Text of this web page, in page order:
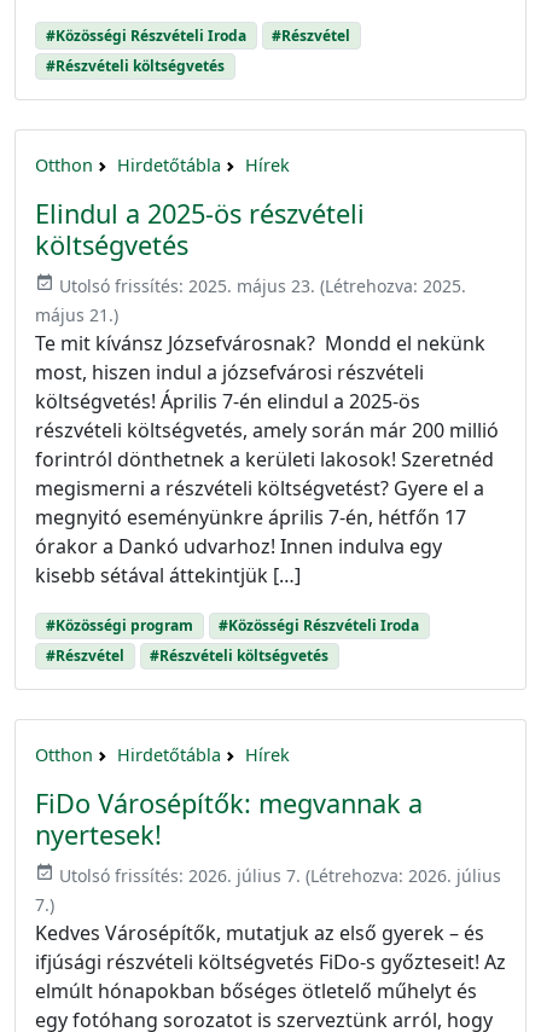
#Közösségi Részvételi Iroda
#Részvétel
#Részvételi költségvetés
Otthon Hirdetőtábla Hírek
Elindul a 2025-ös részvételi
költségvetés
event_available Utolsó frissítés: 2025. május 23. (Létrehozva: 2025.
május 21.)
Te mit kívánsz Józsefvárosnak? Mondd el nekünk
most, hiszen indul a józsefvárosi részvételi
költségvetés! Április 7-én elindul a 2025-ös
részvételi költségvetés, amely során már 200 millió
forintról dönthetnek a kerületi lakosok! Szeretnéd
megismerni a részvételi költségvetést? Gyere el a
megnyitó eseményünkre április 7-én, hétfőn 17
órakor a Dankó udvarhoz! Innen indulva egy
kisebb sétával áttekintjük […]
#Közösségi program
#Közösségi Részvételi Iroda
#Részvétel
#Részvételi költségvetés
Otthon Hirdetőtábla Hírek
FiDo Városépítők: megvannak a
nyertesek!
event_available Utolsó frissítés: 2026. július 7. (Létrehozva: 2026. július
7.)
Kedves Városépítők, mutatjuk az első gyerek – és
ifjúsági részvételi költségvetés FiDo-s győzteseit! Az
elmúlt hónapokban bőséges ötletelő műhelyt és
egy fotóhang sorozatot is szerveztünk arról, hogy